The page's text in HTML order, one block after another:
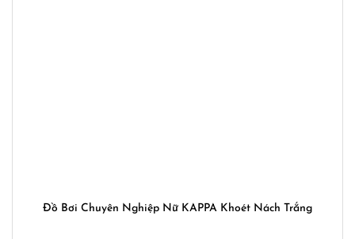
Đồ Bơi Chuyên Nghiệp Nữ KAPPA Khoét Nách Trắng